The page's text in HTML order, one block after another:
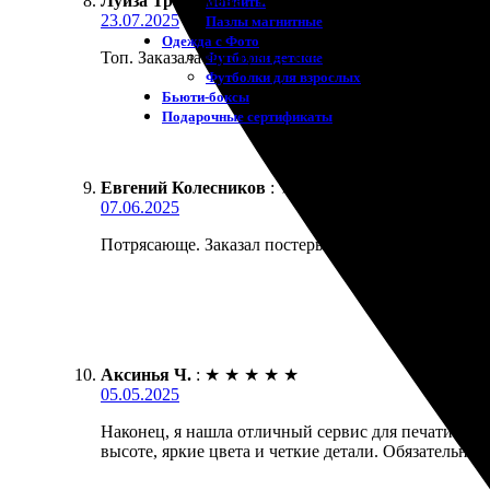
Пазлы магнитные
Одежда с Фото
Футболки детские
Футболки для взрослых
Бьюти-боксы
Подарочные сертификаты
23.07.2025
Топ. Заказала постеры — всё быстро и с отличным
Евгений Колесников : ★
07.06.2025
Потрясающе. Заказал постеры, процесс
Аксинья Ч. : ★ ★ ★ ★ ★
05.05.2025
Наконец, я нашла отличный сервис для печати
высоте, яркие цвета и четкие детали. Обязательно